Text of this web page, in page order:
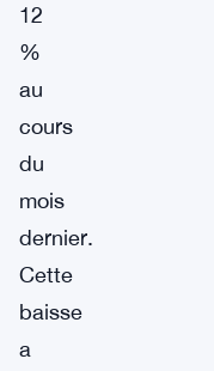
12
%
au
cours
du
mois
dernier.
Cette
baisse
a